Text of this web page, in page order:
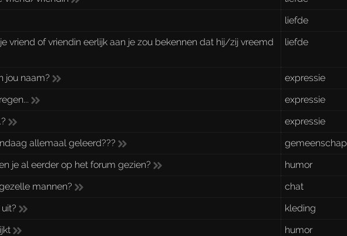
liefde
vriend of vriendin eerlijk aan je zou bekennen dat hij/zij vreemd
liefde
jou naam? expressie
expressie
expressie
allemaal geleerd??? gemeenschap
je al eerder op het forum gezien? humor
mannen? chat
kleding
humor